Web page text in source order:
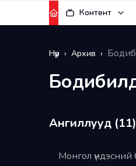
Контент
Нүүр › Архив ›
Ангиллууд (11)
Монгол үндэсний